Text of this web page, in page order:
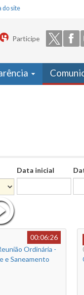
do site
Participe
Data inicial
00:06:26
Ordinária -
e Saneamento